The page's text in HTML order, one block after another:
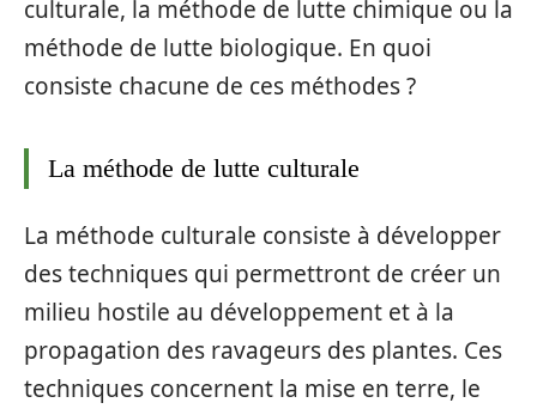
culturale, la méthode de lutte chimique ou la
méthode de lutte biologique. En quoi
consiste chacune de ces méthodes ?
La méthode de lutte culturale
La méthode culturale consiste à développer
des techniques qui permettront de créer un
milieu hostile au développement et à la
propagation des ravageurs des plantes. Ces
techniques concernent la mise en terre, le